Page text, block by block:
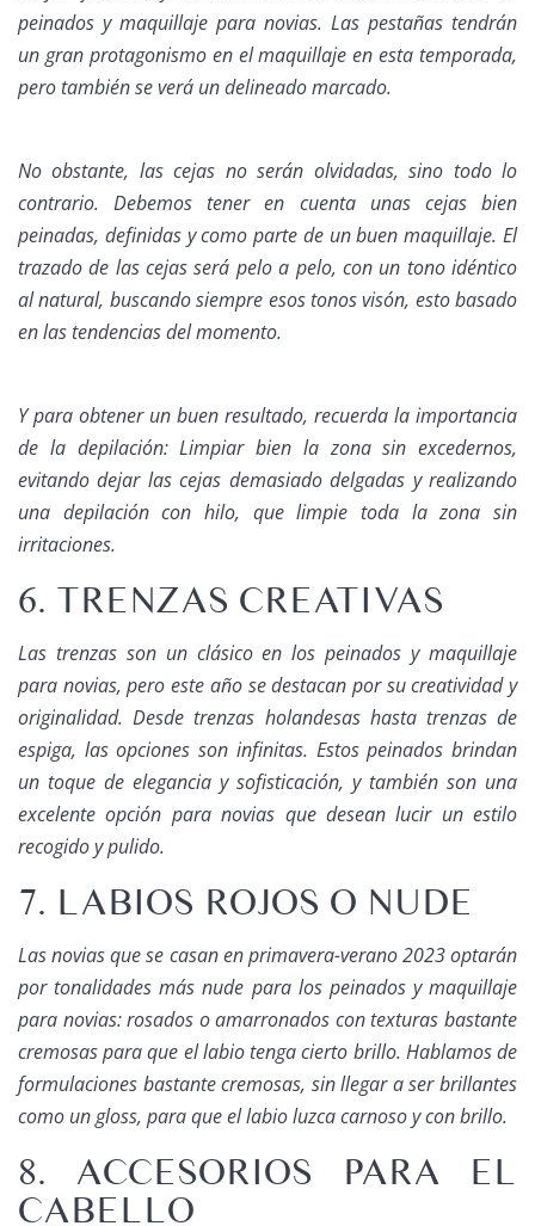
peinados y maquillaje para novias. Las pestañas tendrán
un gran protagonismo en el maquillaje en esta temporada,
pero también se verá un delineado marcado.
No obstante, las cejas no serán olvidadas, sino todo lo
contrario. Debemos tener en cuenta unas cejas bien
peinadas, definidas y como parte de un buen maquillaje. El
trazado de las cejas será pelo a pelo, con un tono idéntico
al natural, buscando siempre esos tonos visón, esto basado
en las tendencias del momento.
Y para obtener un buen resultado, recuerda la importancia
de la depilación: Limpiar bien la zona sin excedernos,
evitando dejar las cejas demasiado delgadas y realizando
una depilación con hilo, que limpie toda la zona sin
irritaciones.
6. TRENZAS CREATIVAS
Las trenzas son un clásico en lospeinados y maquillaje
para novias, pero este año se destacan por su creatividad y
originalidad. Desde trenzas holandesas hasta trenzas de
espiga, las opciones son infinitas. Estos peinados brindan
un toque de elegancia y sofisticación, y también son una
excelente opción para novias que desean lucir un estilo
recogido y pulido.
7. LABIOS ROJOS O NUDE
Las novias que se casan en primavera-verano 2023 optarán
por tonalidades más nude para los peinados y maquillaje
para novias: rosados o amarronados con texturas bastante
cremosas para que el labio tenga cierto brillo. Hablamos de
formulaciones bastante cremosas, sin llegar a ser brillantes
como un gloss, para que el labio luzca carnoso y con brillo.
8. ACCESORIOS PARA EL
CABELLO